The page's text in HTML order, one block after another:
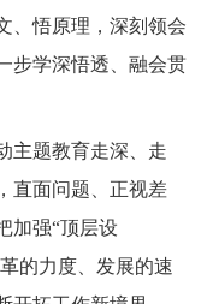
、悟原理，深刻领会
步学深悟透、融会贯
主题教育走深、走
直面问题、正视差
加强“顶层设
的力度、发展的速